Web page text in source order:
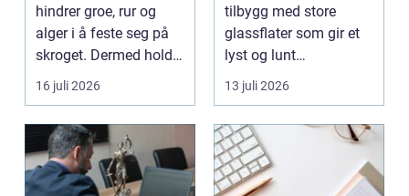
hindrer groe, rur og
alger i å feste seg på
skroget. Dermed holder
båten bedre far...
16 juli 2026
tilbygg med store
glassflater som gir et
lyst og lunt
oppholdsrom nær
hagen, ogs...
13 juli 2026